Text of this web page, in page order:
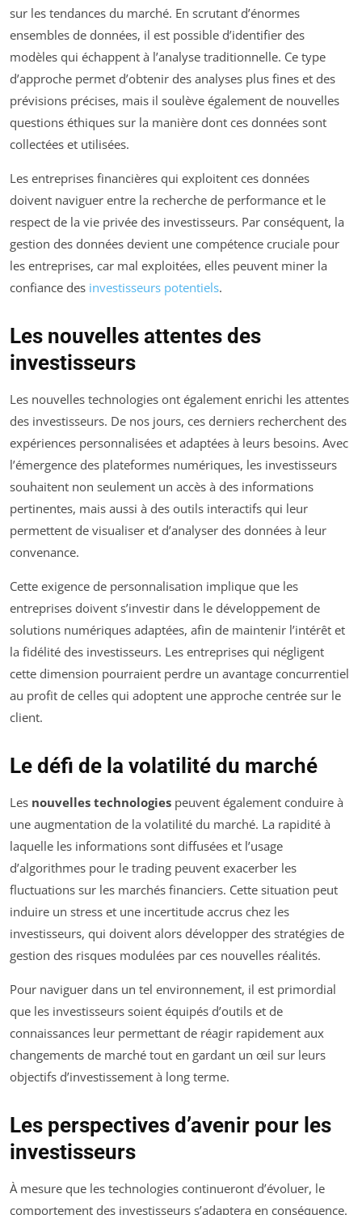
sur les tendances du marché. En scrutant d’énormes
ensembles de données, il est possible d’identifier des
modèles qui échappent à l’analyse traditionnelle. Ce type
d’approche permet d’obtenir des analyses plus fines et des
prévisions précises, mais il soulève également de nouvelles
questions éthiques sur la manière dont ces données sont
collectées et utilisées.
Les entreprises financières qui exploitent ces données
doivent naviguer entre la recherche de performance et le
respect de la vie privée des investisseurs. Par conséquent, la
gestion des données devient une compétence cruciale pour
les entreprises, car mal exploitées, elles peuvent miner la
confiance des investisseurs potentiels.
Les nouvelles attentes des
investisseurs
Les nouvelles technologies ont également enrichi les attentes
des investisseurs. De nos jours, ces derniers recherchent des
expériences personnalisées et adaptées à leurs besoins. Avec
l’émergence des plateformes numériques, les investisseurs
souhaitent non seulement un accès à des informations
pertinentes, mais aussi à des outils interactifs qui leur
permettent de visualiser et d’analyser des données à leur
convenance.
Cette exigence de personnalisation implique que les
entreprises doivent s’investir dans le développement de
solutions numériques adaptées, afin de maintenir l’intérêt et
la fidélité des investisseurs. Les entreprises qui négligent
cette dimension pourraient perdre un avantage concurrentiel
au profit de celles qui adoptent une approche centrée sur le
client.
Le défi de la volatilité du marché
Les nouvelles technologies peuvent également conduire à
une augmentation de la volatilité du marché. La rapidité à
laquelle les informations sont diffusées et l’usage
d’algorithmes pour le trading peuvent exacerber les
fluctuations sur les marchés financiers. Cette situation peut
induire un stress et une incertitude accrus chez les
investisseurs, qui doivent alors développer des stratégies de
gestion des risques modulées par ces nouvelles réalités.
Pour naviguer dans un tel environnement, il est primordial
que les investisseurs soient équipés d’outils et de
connaissances leur permettant de réagir rapidement aux
changements de marché tout en gardant un œil sur leurs
objectifs d’investissement à long terme.
Les perspectives d’avenir pour les
investisseurs
À mesure que les technologies continueront d’évoluer, le
comportement des investisseurs s’adaptera en conséquence.